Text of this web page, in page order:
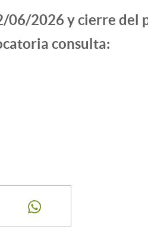
06/2026 y cierre del
consulta: